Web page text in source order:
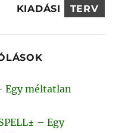
KIADÁSI TERV
Egy méltatlan
– Egy